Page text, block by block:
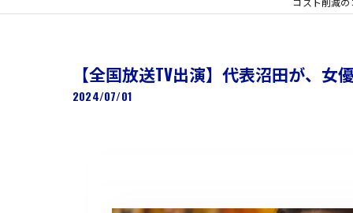
【全国放送TV出演】代表沼田が、
2024/07/01